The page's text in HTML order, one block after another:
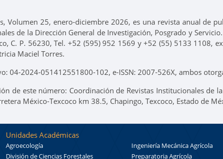
Volumen 25, enero-diciembre 2026, es una revista anual de
de la Dirección General de Investigación, Posgrado y
C. P. 56230, Tel. +52 (595) 952 1569 y +52 (55) 5133 1108,
Maciel Torres.
04-2024-051412551800-102, e-ISSN: 2007-526X, ambos
de este número: Coordinación de Revistas Institucionales de
México-Texcoco km 38.5, Chapingo, Texcoco, Estado de
Unidades Académicas
Agroecología
División de Ciencias Forestales
Ingeniería Mecánica Agrícola
Preparatoria Agrícola